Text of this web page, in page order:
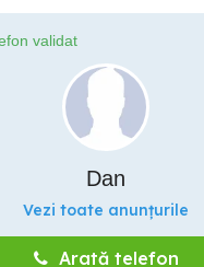
validat
Dan
Vezi toate anunțurile
Arată telefon